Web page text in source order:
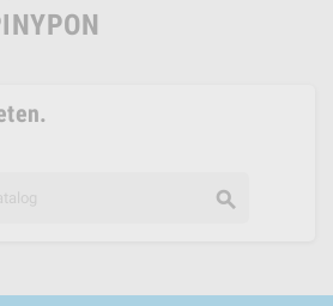
search